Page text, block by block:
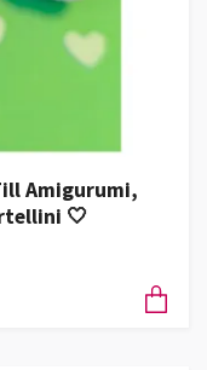
Amigurumi,
🤍